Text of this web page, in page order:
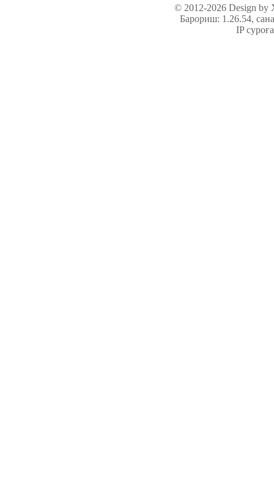
© 2012-2026 Design
Барориш: 1.26.54,
IP